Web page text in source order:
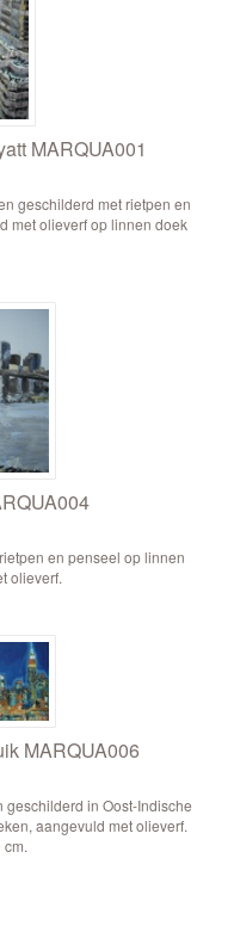
MARQUA001
geschilderd met rietpen en
met olieverf op linnen doek
en penseel op linnen
olieverf.
MARQUA006
geschilderd in Oost-Indische
aangevuld met olieverf.
cm.